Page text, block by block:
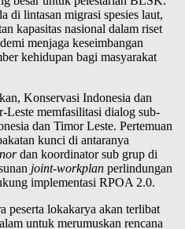
di lintasan migrasi spesies laut,
kapasitas nasional dalam riset
menjaga keseimbangan
kehidupan bagi masyarakat
Konservasi Indonesia dan
Leste memfasilitasi dialog sub-
dan Timor Leste. Pertemuan
kunci di antaranya
dan koordinator sub grup di
joint-workplan perlindungan
implementasi RPOA 2.0.
peserta lokakarya akan terlibat
untuk merumuskan rencana